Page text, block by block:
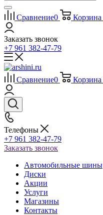
Сравнение0 Корзина
Заказать звонок
+7 961 382-47-79
Сравнение0 Корзина
Телефоны
+7 961 382-47-79
Заказать звонок
Автомобильные шины
Диски
Акции
Услуги
Магазины
Контакты